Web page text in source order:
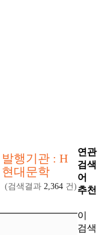
발행기관 : H
현대문학
(검색결과 2,364 건)
연관
검색
어
추천
이
검색